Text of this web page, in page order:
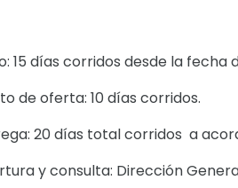
15 días corridos desde la fecha
de oferta: 10 días corridos.
20 días total corridos a
y consulta: Dirección